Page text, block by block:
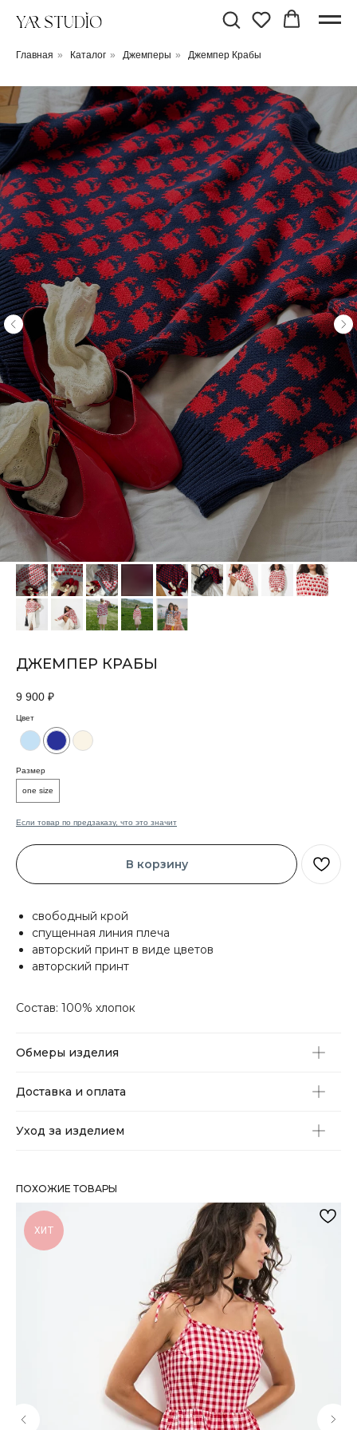
Главная » Каталог » Джемперы » Джемпер Крабы
ДЖЕМПЕР КРАБЫ
9 900 ₽
Цвет
Размер
one size
Если товар по предзаказу, что это значит
В корзину
свободный крой
спущенная линия плеча
авторский принт в виде цветов
авторский принт
Состав: 100% хлопок
Обмеры изделия
Доставка и оплата
Уход за изделием
ПОХОЖИЕ ТОВАРЫ
ХИТ